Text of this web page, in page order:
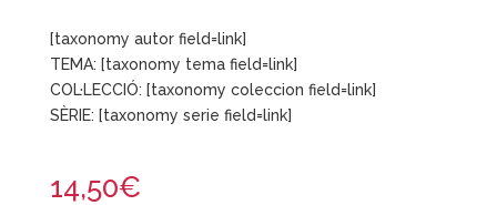
[taxonomy autor field=link]
TEMA: [taxonomy tema field=link]
COL·LECCIÓ: [taxonomy coleccion field=link]
SÈRIE: [taxonomy serie field=link]
14,50€